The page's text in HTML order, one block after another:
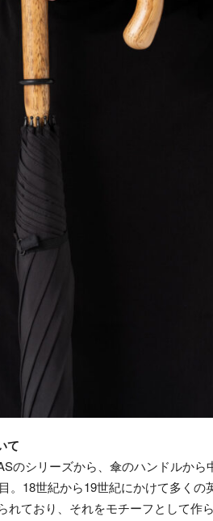
て
のシリーズから、傘のハンドルから
。18世紀から19世紀にかけて多くの
れており、それをモチーフとして作